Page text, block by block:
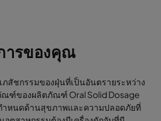
ารของคุณ
ภสัชกรรมของฝุ่นที่เป็นอันตรายระหว่าง
ฑ์ของผลิตภัณฑ์ Oral Solid Dosage
ำหนดด้านสุขภาพและความปลอดภัยที่